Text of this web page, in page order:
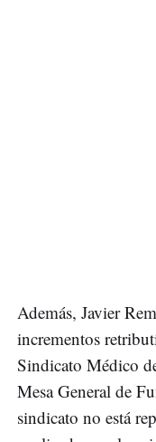
Además, Javier
incrementos
Sindicato Médico
Mesa General de
sindicato no está